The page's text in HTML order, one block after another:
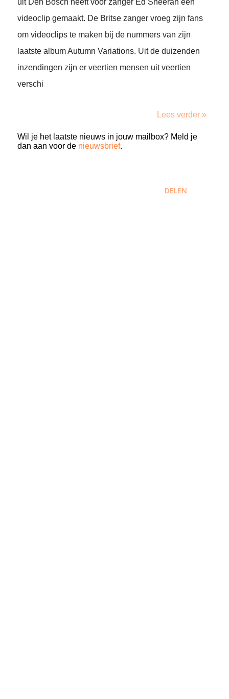
uit Den Bosch heeft voor zanger Ed Sheeran een
videoclip gemaakt. De Britse zanger vroeg zijn fans
om videoclips te maken bij de nummers van zijn
laatste album Autumn Variations. Uit de duizenden
inzendingen zijn er veertien mensen uit veertien
verschi
Lees verder »
Wil je het laatste nieuws in jouw mailbox? Meld je
dan aan voor de nieuwsbrief.
DELEN